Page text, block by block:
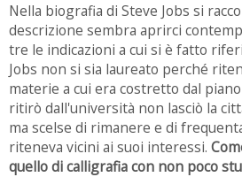
Nella biografia di Steve Jobs si
descrizione sembra aprirci
tre le indicazioni a cui si è fatto
Jobs non si sia laureato perché
materie a cui era costretto dal
ritirò dall'università non lasciò la
ma scelse di rimanere e di
riteneva vicini ai suoi interessi.
quello di calligrafia con non poco